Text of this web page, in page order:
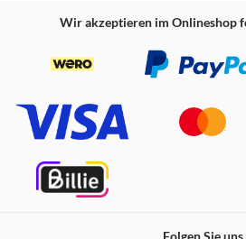
Wir akzeptieren im Onlineshop
Folgen Sie uns